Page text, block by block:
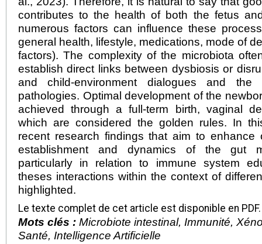
contributes to the health of both the fetus
numerous factors can influence these
general health, lifestyle, medications, mode of
factors). The complexity of the microbiota
establish direct links between dysbiosis or
and child-environment dialogues and the
pathologies. Optimal development of the
achieved through a full-term birth, vaginal
which are considered the golden rules. In
recent research findings that aim to enhance
establishment and dynamics of the gut
particularly in relation to immune system
theses interactions within the context of
highlighted.
Le texte complet de cet article est disponible en PDF.
Mots clés : Microbiote intestinal, Immunité,
Santé, Intelligence Artificielle